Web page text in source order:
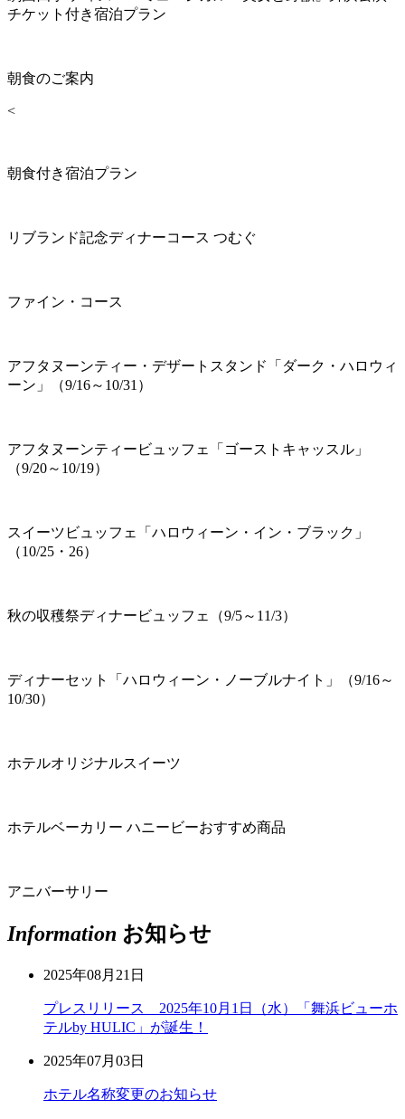
チケット付き宿泊プラン
朝食のご案内
<
朝食付き宿泊プラン
リブランド記念ディナーコース つむぐ
ファイン・コース
アフタヌーンティー・デザートスタンド「ダーク・ハロウィ
ーン」（9/16～10/31）
アフタヌーンティービュッフェ「ゴーストキャッスル」
（9/20～10/19）
スイーツビュッフェ「ハロウィーン・イン・ブラック」
（10/25・26）
秋の収穫祭ディナービュッフェ（9/5～11/3）
ディナーセット「ハロウィーン・ノーブルナイト」（9/16～
10/30）
ホテルオリジナルスイーツ
ホテルベーカリー ハニービーおすすめ商品
アニバーサリー
Information お知らせ
2025年08月21日
プレスリリース 2025年10月1日（水）「舞浜ビューホ
テルby HULIC」が誕生！
2025年07月03日
ホテル名称変更のお知らせ